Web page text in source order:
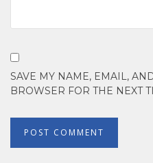
SAVE MY NAME, EMAIL,
BROWSER FOR THE NEXT